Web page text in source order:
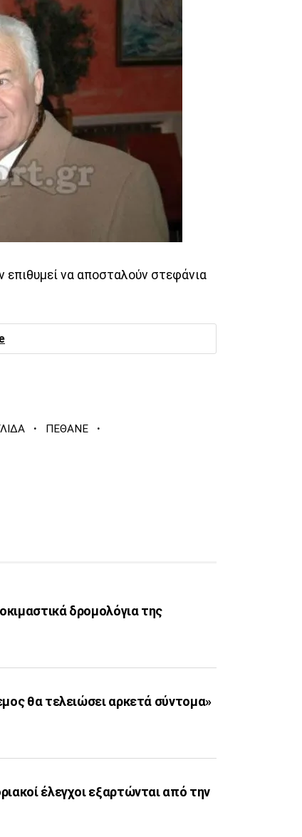
να αποσταλούν στεφάνια
· ΠΕΘΑΝΕ ·
δρομολόγια της
θα τελειώσει αρκετά σύντομα»
έλεγχοι εξαρτώνται από την